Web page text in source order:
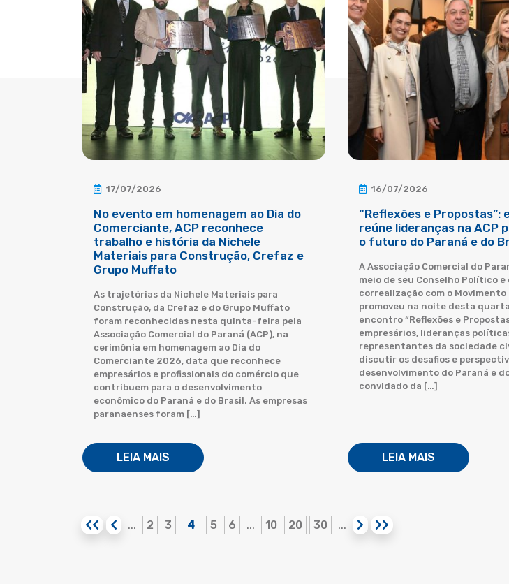
17/07/2026
No evento em homenagem ao Dia do
Comerciante, ACP reconhece
trabalho e história da Nichele
Materiais para Construção, Crefaz e
Grupo Muffato
As trajetórias da Nichele Materiais para
Construção, da Crefaz e do Grupo Muffato
foram reconhecidas nesta quinta-feira pela
Associação Comercial do Paraná (ACP), na
cerimônia em homenagem ao Dia do
Comerciante 2026, data que reconhece
empresários e profissionais do comércio que
contribuem para o desenvolvimento
econômico do Paraná e do Brasil. As empresas
paranaenses foram […]
LEIA MAIS
16/07/2026
“Reflexões e Propostas”:
reúne lideranças na ACP
o futuro do Paraná e do
A Associação Comercial do
meio de seu Conselho Político e
correalização com o Movimento
promoveu na noite desta
encontro “Reflexões e
empresários, lideranças
representantes da sociedade
discutir os desafios e
desenvolvimento do Paraná e
convidado da […]
LEIA MAIS
... 2 3 4 5 6 ... 10 20 30 ...